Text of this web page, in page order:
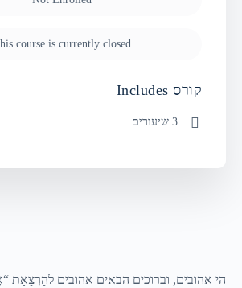
course is currently closed
קורס Includes
3 שיעורים